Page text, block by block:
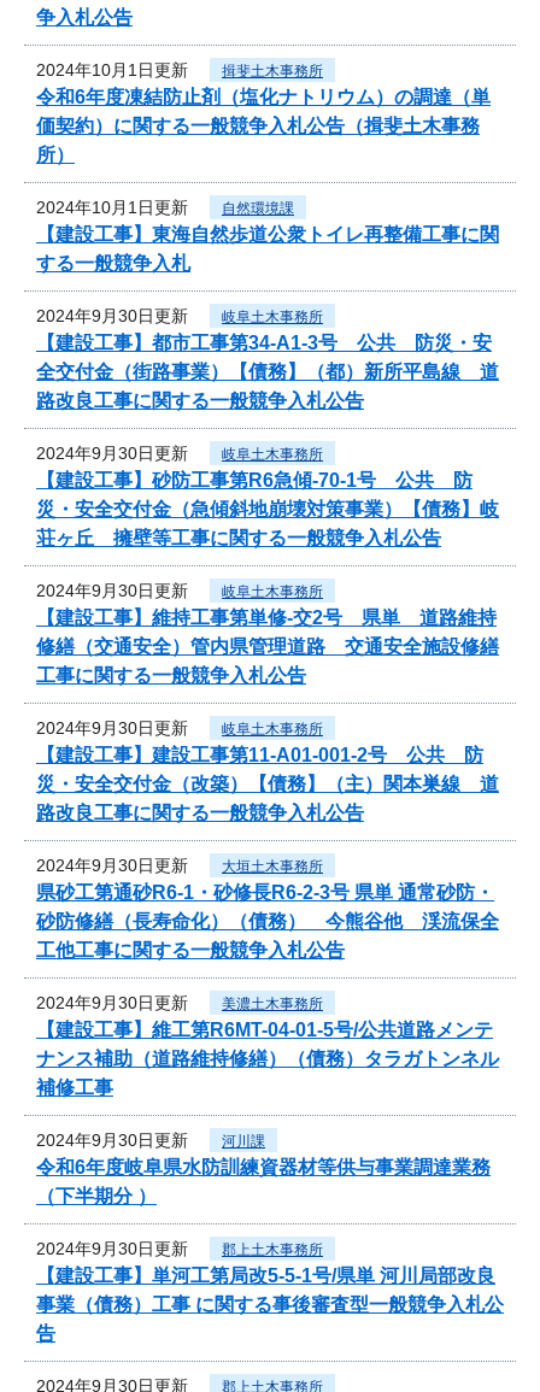
争入札公告
2024年10月1日更新 揖斐土木事務所
令和6年度凍結防止剤（塩化ナトリウム）の調達（単
価契約）に関する一般競争入札公告（揖斐土木事務
所）
2024年10月1日更新 自然環境課
【建設工事】東海自然歩道公衆トイレ再整備工事に関
する一般競争入札
2024年9月30日更新 岐阜土木事務所
【建設工事】都市工事第34-A1-3号 公共 防災・安
全交付金（街路事業）【債務】（都）新所平島線 道
路改良工事に関する一般競争入札公告
2024年9月30日更新 岐阜土木事務所
【建設工事】砂防工事第R6急傾-70-1号 公共 防
災・安全交付金（急傾斜地崩壊対策事業）【債務】岐
荘ヶ丘 擁壁等工事に関する一般競争入札公告
2024年9月30日更新 岐阜土木事務所
【建設工事】維持工事第単修-交2号 県単 道路維持
修繕（交通安全）管内県管理道路 交通安全施設修繕
工事に関する一般競争入札公告
2024年9月30日更新 岐阜土木事務所
【建設工事】建設工事第11-A01-001-2号 公共 防
災・安全交付金（改築）【債務】（主）関本巣線 道
路改良工事に関する一般競争入札公告
2024年9月30日更新 大垣土木事務所
県砂工第通砂R6-1・砂修長R6-2-3号 県単 通常砂防・
砂防修繕（長寿命化）（債務） 今熊谷他 渓流保全
工他工事に関する一般競争入札公告
2024年9月30日更新 美濃土木事務所
【建設工事】維工第R6MT-04-01-5号/公共道路メンテ
ナンス補助（道路維持修繕）（債務）タラガトンネル
補修工事
2024年9月30日更新 河川課
令和6年度岐阜県水防訓練資器材等供与事業調達業務
（下半期分 ）
2024年9月30日更新 郡上土木事務所
【建設工事】単河工第局改5-5-1号/県単 河川局部改良
事業（債務）工事 に関する事後審査型一般競争入札公
告
2024年9月30日更新 郡上土木事務所